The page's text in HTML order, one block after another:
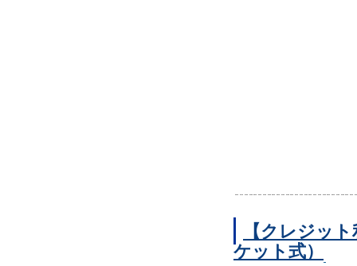
【クレジッ
ケット式）